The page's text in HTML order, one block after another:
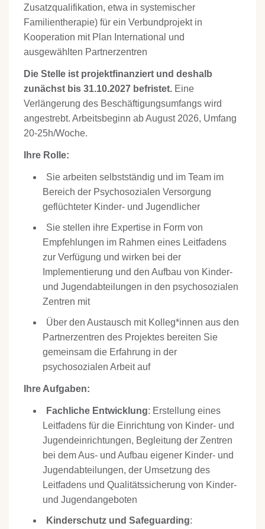
Zusatzqualifikation, etwa in systemischer
Familientherapie) für ein Verbundprojekt in
Kooperation mit Plan International und
ausgewählten Partnerzentren
Die Stelle ist projektfinanziert und deshalb
zunächst bis 31.10.2027 befristet. Eine
Verlängerung des Beschäftigungsumfangs wird
angestrebt. Arbeitsbeginn ab August 2026, Umfang
20-25h/Woche.
Ihre Rolle:
Sie arbeiten selbstständig und im Team im
Bereich der Psychosozialen Versorgung
geflüchteter Kinder- und Jugendlicher
Sie stellen ihre Expertise in Form von
Empfehlungen im Rahmen eines Leitfadens
zur Verfügung und wirken bei der
Implementierung und den Aufbau von Kinder-
und Jugendabteilungen in den psychosozialen
Zentren mit
Über den Austausch mit Kolleg*innen aus den
Partnerzentren des Projektes bereiten Sie
gemeinsam die Erfahrung in der
psychosozialen Arbeit auf
Ihre Aufgaben:
Fachliche Entwicklung: Erstellung eines
Leitfadens für die Einrichtung von Kinder- und
Jugendeinrichtungen, Begleitung der Zentren
bei dem Aus- und Aufbau eigener Kinder- und
Jugendabteilungen, der Umsetzung des
Leitfadens und Qualitätssicherung von Kinder-
und Jugendangeboten
Kinderschutz und Safeguarding: